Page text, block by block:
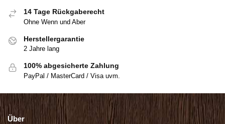
14 Tage Rückgaberecht
Ohne Wenn und Aber
Herstellergarantie
2 Jahre lang
100% abgesicherte Zahlung
PayPal / MasterCard / Visa uvm.
Über